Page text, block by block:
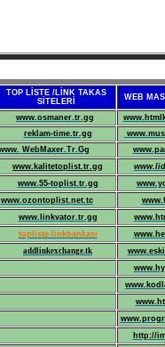
TOP LİSTE /LİNK TAKAS
SİTELERİ
WEB
www.osmaner.tr.gg
reklam-time.tr.gg
WebMaxer.Tr.Gg
www.kalitetoplist.tr.gg
www.55-toplist.tr.gg
www.ozontoplist.net.tc
www.linkvator.tr.gg
topliste-linkbankası
addlinkexchange.tk
http://